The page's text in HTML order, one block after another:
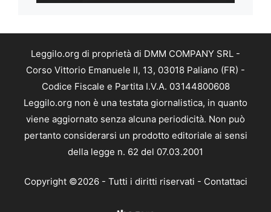
Leggilo.org di proprietà di DMM COMPANY SRL -
Corso Vittorio Emanuele II, 13, 03018 Paliano (FR) -
Codice Fiscale e Partita I.V.A. 03144800608
Leggilo.org non è una testata giornalistica, in quanto
viene aggiornato senza alcuna periodicità. Non può
pertanto considerarsi un prodotto editoriale ai sensi
della legge n. 62 del 07.03.2001
Copyright ©2026 - Tutti i diritti riservati - Contattaci